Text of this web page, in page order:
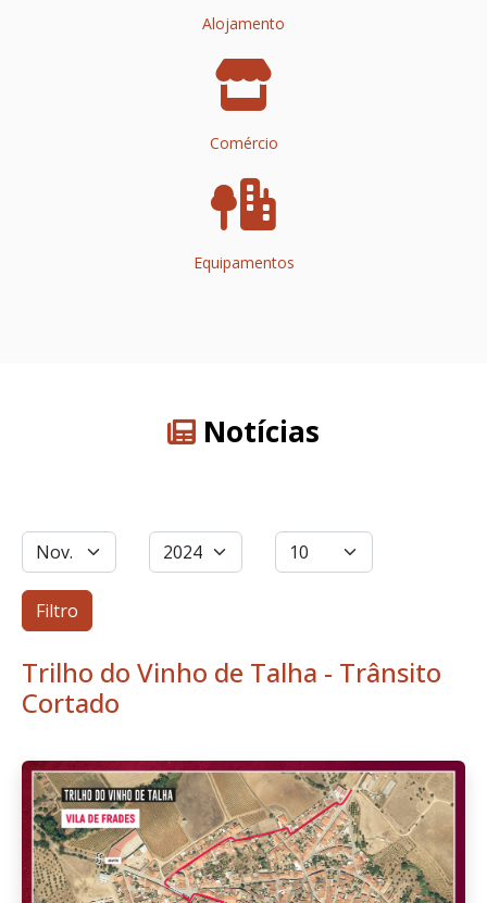
Alojamento
Comércio
Equipamentos
Notícias
Filtros
Mês Ano Qtd. a exibir
Filtro
Trilho do Vinho de Talha - Trânsito
Cortado